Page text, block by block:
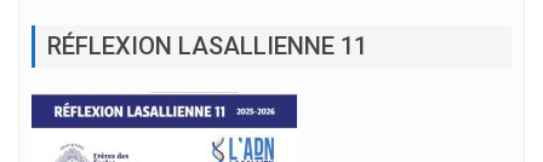
RÉFLEXION LASALLIENNE 11